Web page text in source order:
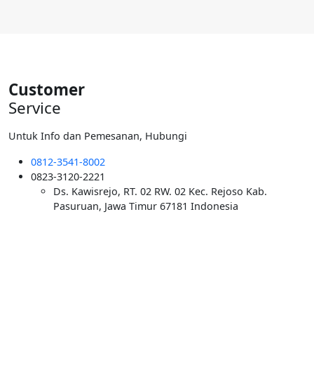
Customer
Service
Untuk Info dan Pemesanan, Hubungi
0812-3541-8002
0823-3120-2221
Ds. Kawisrejo, RT. 02 RW. 02 Kec. Rejoso Kab.
Pasuruan, Jawa Timur 67181 Indonesia